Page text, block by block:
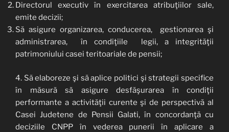
Directorul executiv în exercitarea atribuţiilor sale,
emite decizii;
Să asigure organizarea, conducerea, gestionarea şi
administrarea, în condiţiile legii, a integrităţii
patrimoniului casei teritoariale de pensii;
4. Să elaboreze şi să aplice politici şi strategii specifice
în măsură să asigure desfăşurarea în condiţii
performante a activităţii curente şi de perspectivă al
Casei Judetene de Pensii Galati, în concordanţă cu
deciziile CNPP în vederea punerii în aplicare a